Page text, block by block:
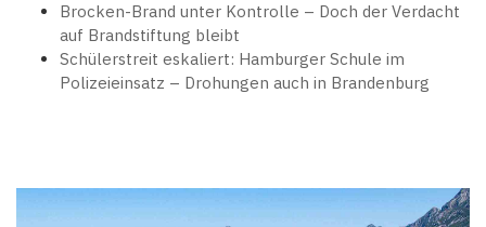
Brocken-Brand unter Kontrolle – Doch der Verdacht
auf Brandstiftung bleibt
Schülerstreit eskaliert: Hamburger Schule im
Polizeieinsatz – Drohungen auch in Brandenburg